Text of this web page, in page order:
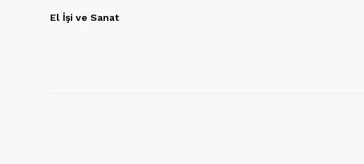
El İşi ve Sanat